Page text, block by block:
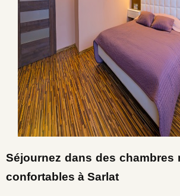
Séjournez dans des chambres
confortables à Sarlat